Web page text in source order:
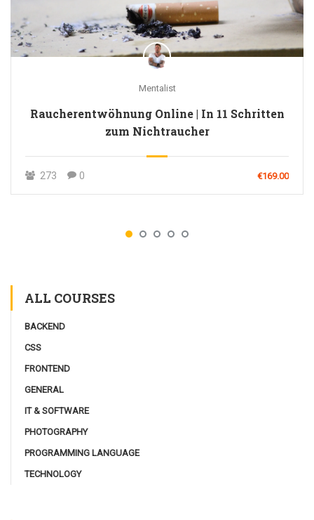
Mentalist
Raucherentwöhnung Online | In 11 Schritten
zum Nichtraucher
273 0 €169.00
ALL COURSES
BACKEND
CSS
FRONTEND
GENERAL
IT & SOFTWARE
PHOTOGRAPHY
PROGRAMMING LANGUAGE
TECHNOLOGY